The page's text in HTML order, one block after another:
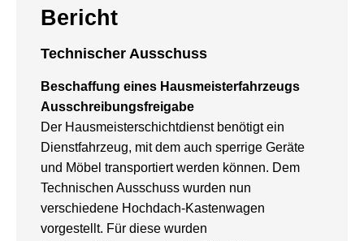
Bericht
Technischer Ausschuss
Beschaffung eines Hausmeisterfahrzeugs
Ausschreibungsfreigabe
Der Hausmeisterschichtdienst benötigt ein
Dienstfahrzeug, mit dem auch sperrige Geräte
und Möbel transportiert werden können. Dem
Technischen Ausschuss wurden nun
verschiedene Hochdach-Kastenwagen
vorgestellt. Für diese wurden